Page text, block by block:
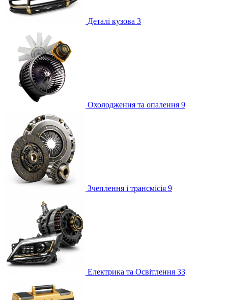
Деталі кузова 3
Охолодження та опалення 9
Зчеплення і трансмісія 9
Електрика та Освітлення 33